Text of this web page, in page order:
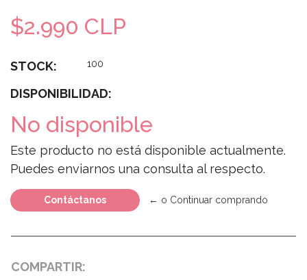
$2.990 CLP
STOCK: 100
DISPONIBILIDAD:
No disponible
Este producto no está disponible actualmente.
Puedes enviarnos una consulta al respecto.
Contáctanos ← o Continuar comprando
COMPARTIR: